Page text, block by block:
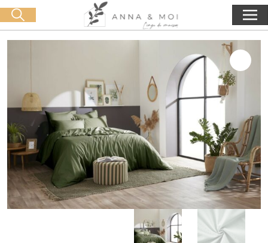
Consegna gratuita a partire da 60€ di acquisto 0,00€